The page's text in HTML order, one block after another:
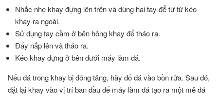
Nhấc nhẹ khay đựng lên trên và dùng hai tay để từ từ kéo
khay ra ngoài.
Sử dụng tay cầm ở bên hông khay để tháo ra.
Đẩy nắp lên và tháo ra.
Kéo khay đựng ở bên dưới máy làm đá.
Nếu đá trong khay bị đóng tảng, hãy đổ đá vào bồn rửa. Sau đó,
đặt lại khay vào vị trí ban đầu để máy làm đá tạo ra một mẻ đá